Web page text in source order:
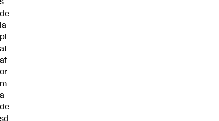
de
la
pl
at
af
or
m
a
de
sd